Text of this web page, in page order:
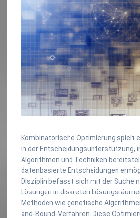
Kombinatorische Optimierung spielt
in der Entscheidungsunterstützung,
Algorithmen und Techniken
datenbasierte Entscheidungen
Disziplin befasst sich mit der Suche
Lösungen in diskreten
Methoden wie genetische
and-Bound-Verfahren. Diese